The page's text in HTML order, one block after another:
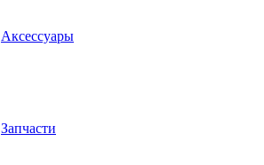
Аксессуары
Запчасти